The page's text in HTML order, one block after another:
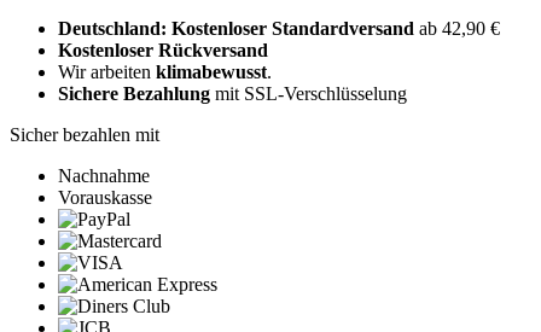
Deutschland: Kostenloser Standardversand ab 42,90 €
Kostenloser Rückversand
Wir arbeiten klimabewusst.
Sichere Bezahlung mit SSL-Verschlüsselung
Sicher bezahlen mit
Nachnahme
Vorauskasse